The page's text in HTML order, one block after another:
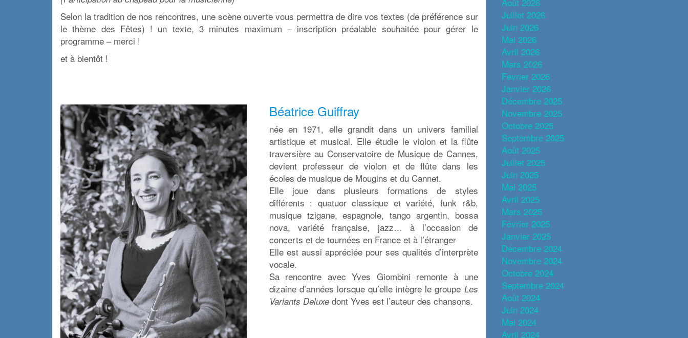
Selon la tradition de nos rencontres, une scène ouverte vous permettra de dire vos textes (de préférence sur
le thème des Fêtes) ! un texte, 3 minutes maximum – inscription préalable souhaitée pour gérer le
programme – merci !
et à bientôt !
Béatrice Guiffray
née en 1971, elle grandit dans un univers familial
artistique et musical. Elle étudie le violon et la flûte
traversière au Conservatoire de Musique de Cannes,
devient professeur de violon et de flûte dans les
écoles de musique de Mougins et du Cannet.
Elle joue dans plusieurs formations de styles
différents : quatuor classique et variété, funk r&b,
musique tzigane, espagnole, tango argentin, bossa
nova, variété française, jazz… à l’occasion de
concerts et de tournées en France et à l’étranger
Elle est aussi appréciée pour ses qualités d’interprète
vocale.
Sa rencontre avec Yves Giombini remonte à une
dizaine d’années lorsque qu’elle intègre le groupe Les
Variants Deluxedont Yves est l’auteur des chansons.
Juillet 2026
Juin 2026
Mai 2026
Avril 2026
Mars 2026
Février 2026
Janvier 2026
Décembre 2025
Novembre 2025
Octobre 2025
Septembre 2025
Août 2025
Juillet 2025
Juin 2025
Mai 2025
Avril 2025
Mars 2025
Février 2025
Janvier 2025
Décembre 2024
Novembre 2024
Octobre 2024
Septembre 2024
Août 2024
Juin 2024
Mai 2024
Avril 2024